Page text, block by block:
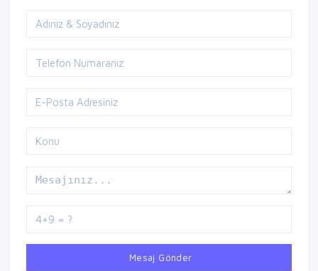
Mesaj Gönder